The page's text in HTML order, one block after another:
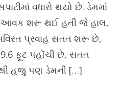
વધારો થયો છે. ડેમમાં
આવક શરૂ થઈ હતી જે હાલ,
પ્રવાહ સતત શરૂ છે,
ફૂટ પહોંચી છે, સતત
હજુ પણ ડેમની […]